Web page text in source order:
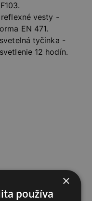
vesty -
EN 471.
tyčinka -
12 hodín.
×
používa